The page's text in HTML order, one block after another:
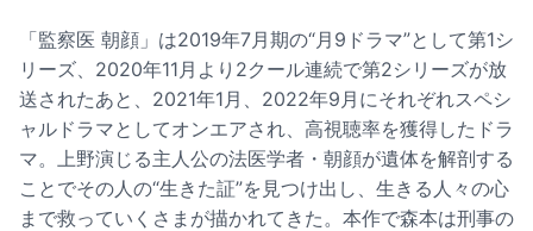
「監察医 朝顔」は2019年7月期の“月9ドラマ”として第1シ
リーズ、2020年11月より2クール連続で第2シリーズが放
送されたあと、2021年1月、2022年9月にそれぞれスペシ
ャルドラマとしてオンエアされ、高視聴率を獲得したドラ
マ。上野演じる主人公の法医学者・朝顔が遺体を解剖する
ことでその人の“生きた証”を見つけ出し、生きる人々の心
まで救っていくさまが描かれてきた。本作で森本は刑事の